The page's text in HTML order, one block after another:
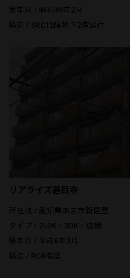
築年月 / 昭和49年2月
構造 / SRC12階地下2階建付
リアライズ甚目寺
所在地 / 愛知県あま市新居屋
タイプ / 2LDK・3DK・店舗
築年月 / 平成6年3月
構造 / RC8階建